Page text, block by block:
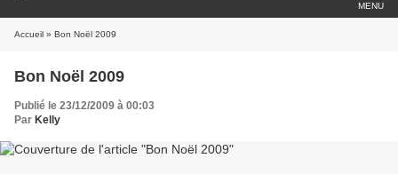
MENU
Accueil » Bon Noël 2009
Bon Noël 2009
Publié le 23/12/2009 à 00:03
Par Kelly